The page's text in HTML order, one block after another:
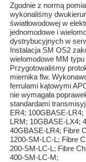
Zgodnie z normą
wykonaliśmy
światłowodowej w
jednomodowe i
dystrybucyjnych w
Instalacja SM OS2
wielomodowe MM
Przygotowaliśmy
miernika flw.
ferrulami kątowymi
nie wymagała
standardami
ER4; 100GBASE-
LRM; 10GBASE-LX4;
40GBASE-LR4; Fibre
1200-SM-LC-L; Fibre
200-SM-LC-L; Fibre
400-SM-LC-M;